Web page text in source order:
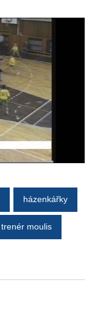
házenkářky
trenér moulis